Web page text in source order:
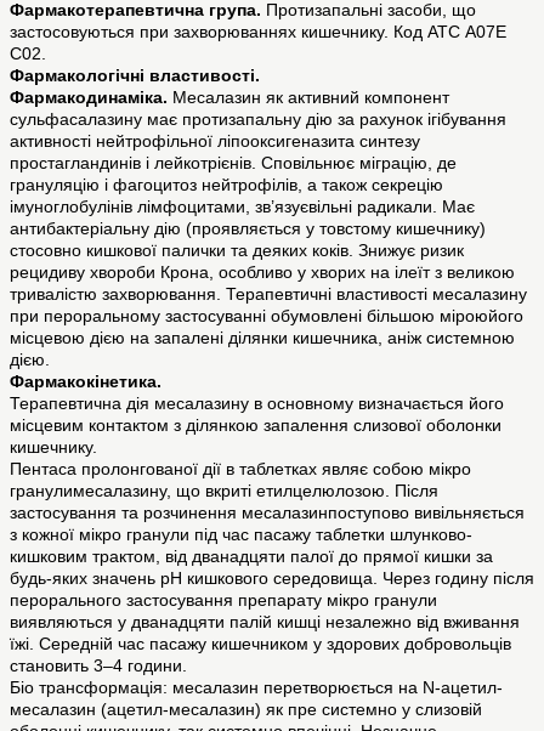
Фармакотерапевтична група. Протизапальні засоби, що
застосовуються при захворюваннях кишечнику. Код АТС A07E
C02.
Фармакологічні властивості.
Фармакодинаміка. Месалазин як активний компонент
сульфасалазину має протизапальну дію за рахунок ігібування
активності нейтрофільної ліпооксигеназита синтезу
простагландинів і лейкотрієнів. Сповільнює міграцію, де
грануляцію і фагоцитоз нейтрофілів, а також секрецію
імуноглобулінів лімфоцитами, зв’язуєвільні радикали. Має
антибактеріальну дію (проявляється у товстому кишечнику)
стосовно кишкової палички та деяких коків. Знижує ризик
рецидиву хвороби Крона, особливо у хворих на ілеїт з великою
тривалістю захворювання. Терапевтичні властивості месалазину
при пероральному застосуванні обумовлені більшою міроюйого
місцевою дією на запалені ділянки кишечника, аніж системною
дією.
Фармакокінетика.
Терапевтична дія месалазину в основному визначається його
місцевим контактом з ділянкою запалення слизової оболонки
кишечнику.
Пентаса пролонгованої дії в таблетках являє собою мікро
гранулимесалазину, що вкриті етилцелюлозою. Після
застосування та розчинення месалазинпоступово вивільняється
з кожної мікро гранули під час пасажу таблетки шлунково-
кишковим трактом, від дванадцяти палої до прямої кишки за
будь-яких значень рН кишкового середовища. Через годину після
перорального застосування препарату мікро гранули
виявляються у дванадцяти палій кишці незалежно від вживання
їжі. Середній час пасажу кишечником у здорових добровольців
становить 3–4 години.
Біо трансформація: месалазин перетворюється на N-ацетил-
месалазин (ацетил-месалазин) як пре системно у слизовій